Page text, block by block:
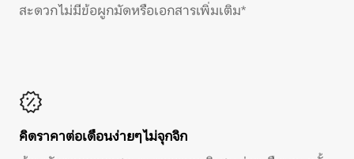
สะดวก ไม่มีข้อผูกมัดหรือเอกสารเพิ่มเติม*
คิดราคาต่อเดือนง่ายๆ ไม่จุกจิก